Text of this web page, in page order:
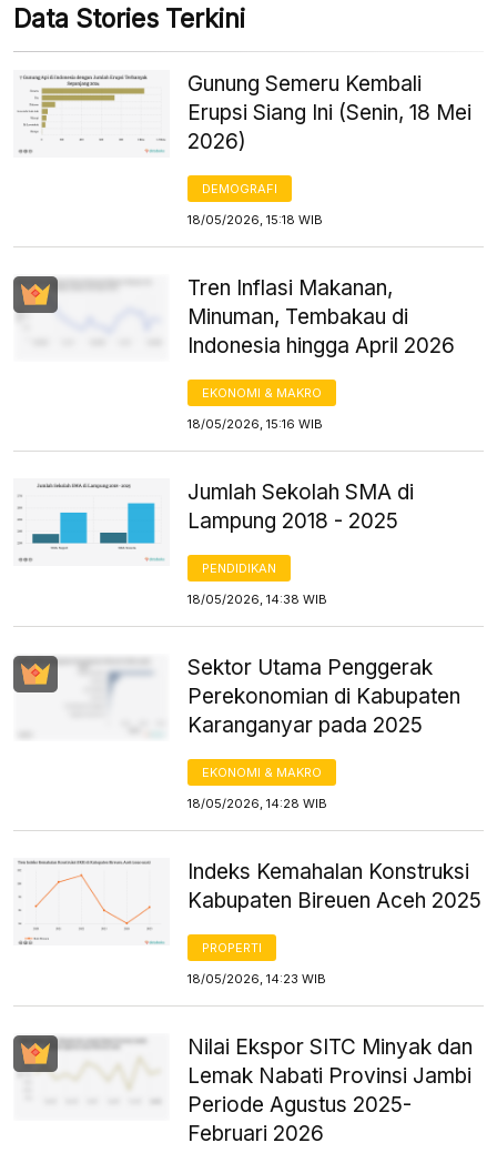
Data Stories Terkini
Gunung Semeru Kembali
Erupsi Siang Ini (Senin, 18 Mei
2026)
DEMOGRAFI
18/05/2026, 15:18 WIB
Tren Inflasi Makanan,
Minuman, Tembakau di
Indonesia hingga April 2026
EKONOMI & MAKRO
18/05/2026, 15:16 WIB
Jumlah Sekolah SMA di
Lampung 2018 - 2025
PENDIDIKAN
18/05/2026, 14:38 WIB
Sektor Utama Penggerak
Perekonomian di Kabupaten
Karanganyar pada 2025
EKONOMI & MAKRO
18/05/2026, 14:28 WIB
Indeks Kemahalan Konstruksi
Kabupaten Bireuen Aceh 2025
PROPERTI
18/05/2026, 14:23 WIB
Nilai Ekspor SITC Minyak dan
Lemak Nabati Provinsi Jambi
Periode Agustus 2025-
Februari 2026